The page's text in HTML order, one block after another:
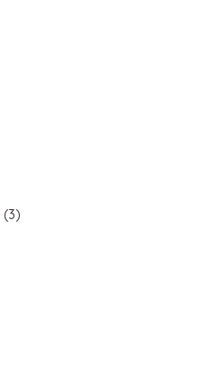
3